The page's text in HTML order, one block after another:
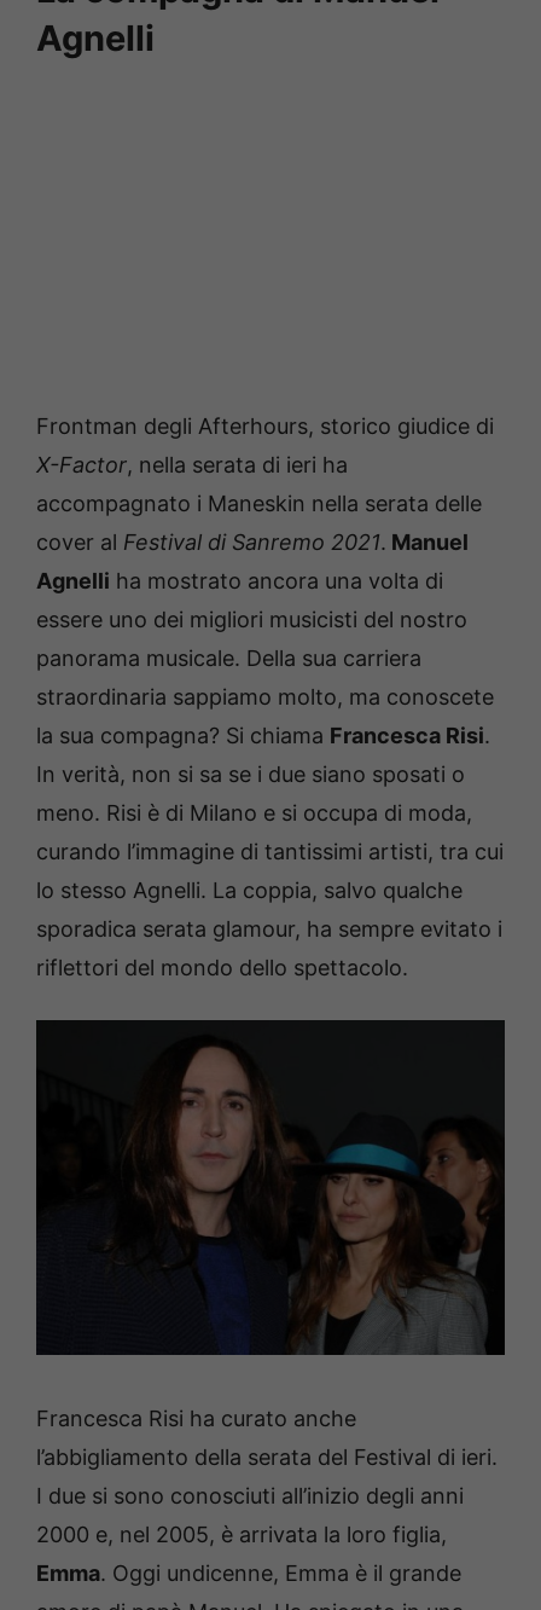
Agnelli
Frontman degli Afterhours, storico giudice di
X-Factor, nella serata di ieri ha
accompagnato i Maneskin nella serata delle
cover al Festival di Sanremo 2021. Manuel
Agnelli ha mostrato ancora una volta di
essere uno dei migliori musicisti del nostro
panorama musicale. Della sua carriera
straordinaria sappiamo molto, ma conoscete
la sua compagna? Si chiama Francesca Risi.
In verità, non si sa se i due siano sposati o
meno. Risi è di Milano e si occupa di moda,
curando l’immagine di tantissimi artisti, tra cui
lo stesso Agnelli. La coppia, salvo qualche
sporadica serata glamour, ha sempre evitato i
riflettori del mondo dello spettacolo.
Francesca Risi ha curato anche
l’abbigliamento della serata del Festival di ieri.
I due si sono conosciuti all’inizio degli anni
2000 e, nel 2005, è arrivata la loro figlia,
Emma. Oggi undicenne, Emma è il grande